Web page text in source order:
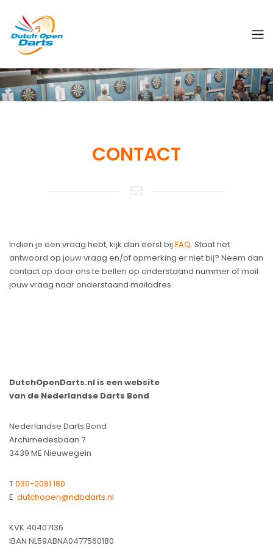
CONTACT
Indien je een vraag hebt, kijk dan eerst bij FAQ. Staat het
antwoord op jouw vraag en/of opmerking er niet bij? Neem dan
contact op door ons te bellen op onderstaand nummer of mail
jouw vraag naar onderstaand mailadres.
DutchOpenDarts.nl is een website
van de Nederlandse Darts Bond
Nederlandse Darts Bond
Archimedesbaan 7
3439 ME Nieuwegein
T030-2081 180
E dutchopen@ndbdarts.nl
KVK 40407136
IBAN NL59ABNA0477560180